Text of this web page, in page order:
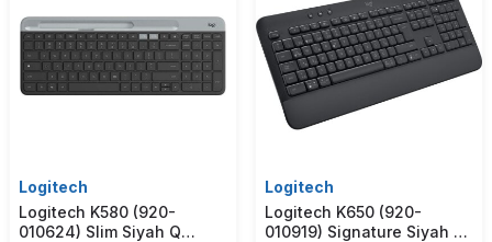
Logitech
Logitech K580 (920-
010624) Slim Siyah Q
Logitech
Logitech K650 (920-
010919) Signature Siyah Q